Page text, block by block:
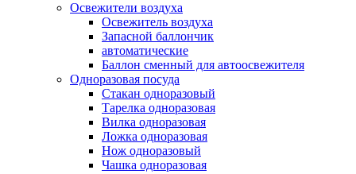
Освежители воздуха
Освежитель воздуха
Запасной баллончик
автоматические
Баллон сменный для автоосвежителя
Одноразовая посуда
Стакан одноразовый
Тарелка одноразовая
Вилка одноразовая
Ложка одноразовая
Нож одноразовый
Чашка одноразовая